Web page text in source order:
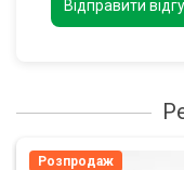
Відправити
Розпродаж